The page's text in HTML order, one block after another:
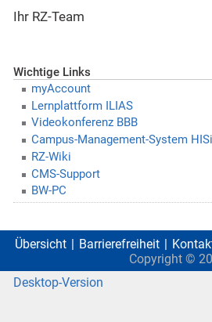
Ihr RZ-Team
Wichtige Links
myAccount
Lernplattform ILIAS
Videokonferenz BBB
Campus-Management-System
RZ-Wiki
CMS-Support
BW-PC
Übersicht Barrierefreiheit
Copyright ©
Desktop-Version